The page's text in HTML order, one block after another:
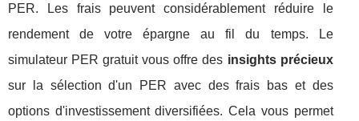
PER. Les frais peuvent considérablement réduire le
rendement de votre épargne au fil du temps. Le
simulateur PER gratuit vous offre des insights précieux
sur la sélection d'un PER avec des frais bas et des
options d'investissement diversifiées. Cela vous permet